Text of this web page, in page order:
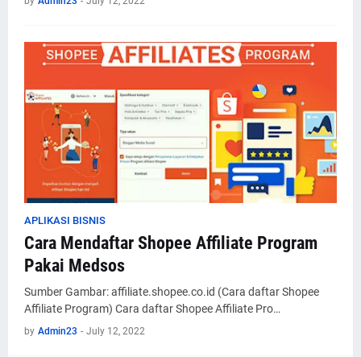
APLIKASI BISNIS
Cara Mendaftar Shopee Affiliate Program
Pakai Medsos
Sumber Gambar: affiliate.shopee.co.id (Cara daftar Shopee
Affiliate Program) Cara daftar Shopee Affiliate Pro…
by Admin23 - July 12, 2022